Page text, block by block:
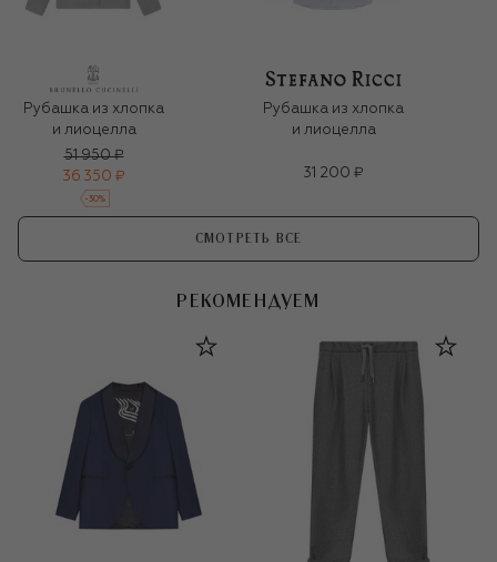
Рубашка из хлопка
и лиоцелла
51 950 ₽
36 350 ₽
-30%
Рубашка из хлопка
и лиоцелла
31 200 ₽
СМОТРЕТЬ ВСЕ
РЕКОМЕНДУЕМ